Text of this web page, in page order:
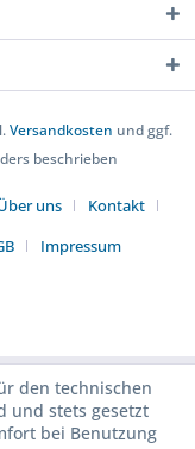
Versandkosten und ggf.
beschrieben
uns
Kontakt
Impressum
den technischen
und stets gesetzt
bei Benutzung